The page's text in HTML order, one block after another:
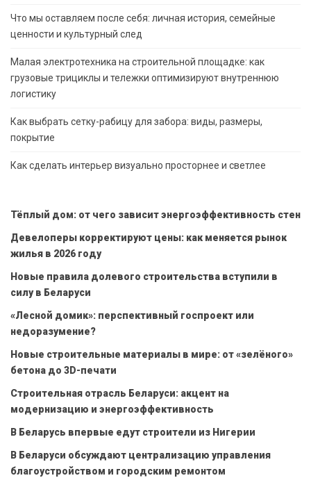
Что мы оставляем после себя: личная история, семейные
ценности и культурный след
Малая электротехника на строительной площадке: как
грузовые трициклы и тележки оптимизируют внутреннюю
логистику
Как выбрать сетку-рабицу для забора: виды, размеры,
покрытие
Как сделать интерьер визуально просторнее и светлее
Тёплый дом: от чего зависит энергоэффективность стен
Девелоперы корректируют цены: как меняется рынок
жилья в 2026 году
Новые правила долевого строительства вступили в
силу в Беларуси
«Лесной домик»: перспективный госпроект или
недоразумение?
Новые строительные материалы в мире: от «зелёного»
бетона до 3D-печати
Строительная отрасль Беларуси: акцент на
модернизацию и энергоэффективность
В Беларусь впервые едут строители из Нигерии
В Беларуси обсуждают централизацию управления
благоустройством и городским ремонтом